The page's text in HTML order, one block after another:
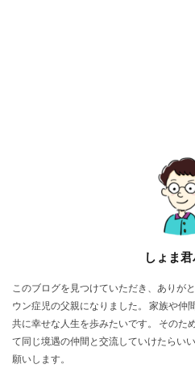
しょま
このブログを見つけていただき、ありが
ウン症児の父親になりました。 家族や仲
共に幸せな人生を歩みたいです。 そのた
て同じ境遇の仲間と交流していけたらい
願いします。